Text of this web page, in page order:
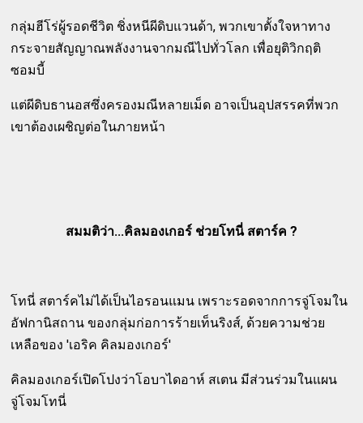
กลุ่มฮีโร่ผู้รอดชีวิต ชิ่งหนีผีดิบแวนด้า, พวกเขาตั้งใจหาทาง
กระจายสัญญาณพลังงานจากมณีไปทั่วโลก เพื่อยุติวิกฤติ
ซอมบี้
แต่ผีดิบธานอสซึ่งครองมณีหลายเม็ด อาจเป็นอุปสรรคที่พวก
เขาต้องเผชิญต่อในภายหน้า
สมมติว่า...คิลมองเกอร์ ช่วยโทนี่ สตาร์ค ?
โทนี่ สตาร์คไม่ได้เป็นไอรอนแมน เพราะรอดจากการจู่โจมใน
อัฟกานิสถาน ของกลุ่มก่อการร้ายเท็นริงส์, ด้วยความช่วย
เหลือของ 'เอริค คิลมองเกอร์'
คิลมองเกอร์เปิดโปงว่าโอบาไดอาห์ สเตน มีส่วนร่วมในแผน
จู่โจมโทนี่